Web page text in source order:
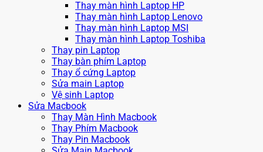
Thay màn hình Laptop HP
Thay màn hình Laptop Lenovo
Thay màn hình Laptop MSI
Thay màn hình Laptop Toshiba
Thay pin Laptop
Thay bàn phím Laptop
Thay ổ cứng Laptop
Sửa main Laptop
Vệ sinh Laptop
Sửa Macbook
Thay Màn Hình Macbook
Thay Phím Macbook
Thay Pin Macbook